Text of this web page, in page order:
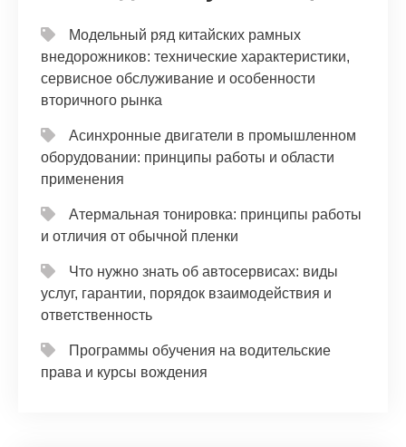
Модельный ряд китайских рамных
внедорожников: технические характеристики,
сервисное обслуживание и особенности
вторичного рынка
Асинхронные двигатели в промышленном
оборудовании: принципы работы и области
применения
Атермальная тонировка: принципы работы
и отличия от обычной пленки
Что нужно знать об автосервисах: виды
услуг, гарантии, порядок взаимодействия и
ответственность
Программы обучения на водительские
права и курсы вождения